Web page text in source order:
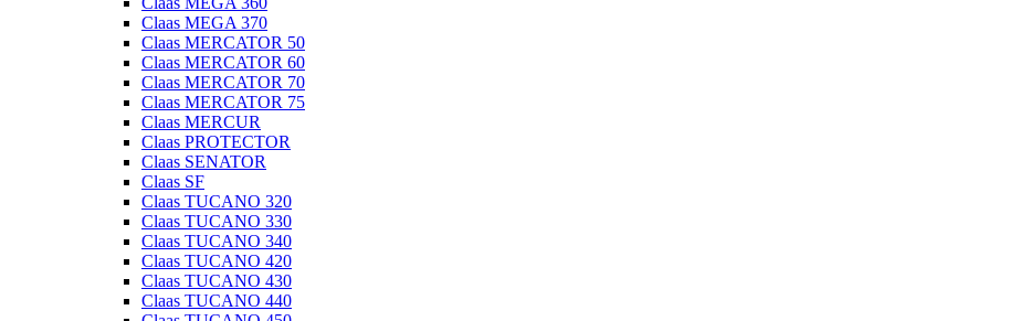
Claas MEGA 370
Claas MERCATOR 50
Claas MERCATOR 60
Claas MERCATOR 70
Claas MERCATOR 75
Claas MERCUR
Claas PROTECTOR
Claas SENATOR
Claas SF
Claas TUCANO 320
Claas TUCANO 330
Claas TUCANO 340
Claas TUCANO 420
Claas TUCANO 430
Claas TUCANO 440